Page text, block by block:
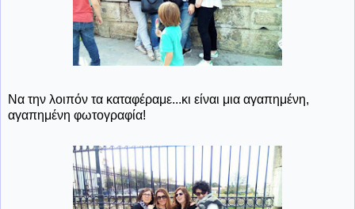
Να την λοιπόν τα καταφέραμε...κι είναι μια αγαπημένη,
αγαπημένη φωτογραφία!